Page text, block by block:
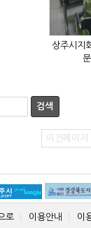
검색
이전페이지
로 이용안내 이